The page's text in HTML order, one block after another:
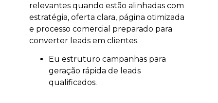
relevantes quando estão alinhadas com
estratégia, oferta clara, página otimizada
e processo comercial preparado para
converter leads em clientes.
Eu estruturo campanhas para
geração rápida de leads
qualificados.